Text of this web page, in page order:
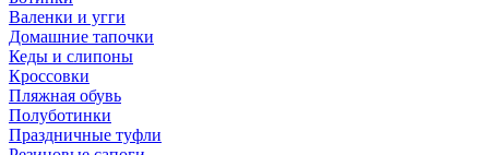
Валенки и угги
Домашние тапочки
Кеды и слипоны
Кроссовки
Пляжная обувь
Полуботинки
Праздничные туфли